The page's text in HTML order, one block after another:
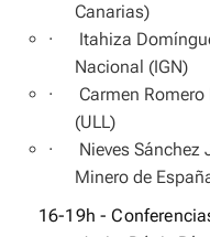
Canarias)
·
Itahiza
Nacional (IGN)
·
Carmen
(ULL)
·
Nieves Sánchez
Minero de
16-19h -